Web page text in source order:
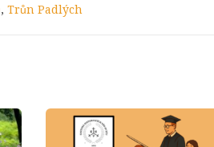
, Trůn Padlých